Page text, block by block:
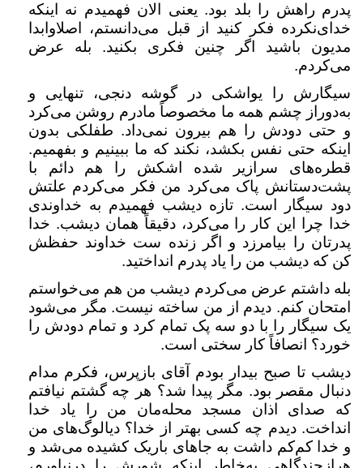
پدرم راهش را بلد بود. یعنی الان فهمیدم نه اینکه
خدای‌نکرده فکر کنید از قبل می‌دانستم، اصلاوابدا
مدیون باشید اگر چنین فکری بکنید. بله عرض
می‌کردم.
سیگارش را یواشکی در گوشه دنجی، تنهایی و
به‌دوراز چشم همه ما مخصوصاً مادرم روشن می‌کرد
و حتی دودش را هم بیرون نمی‌داد. طفلکی بدون
اینکه حتی نفس بکشد، نکند که ما ببینیم و بفهمیم.
قطره‌های سرازیر شده اشکش را هم دائم با
پشت‌دستانش پاک می‌کرد من فکر می‌کردم علتش
دود سیگار است. تازه دیشب فهمیدم به خداوندی
خدا چرا این کار را می‌کرد، دقیقاً همان دیشب. خدا
پدرتان را بیامرزد و اگر زنده ست خداوند حفظش
کن که دیشب من را یاد پدرم انداختید.
بله داشتم عرض می‌کردم دیشب من هم می‌خواستم
امتحان کنم. دیدم از من ساخته نیست. مگر می‌شود
یک سیگار را با دو سه پک تمام کرد و تمام دودش را
خورد؟ انصافاً کار سختی است.
دیشب تا صبح بیدار بودم آقای بازپرس، فکرم مدام
دنبال مقصر بود. مگر پیدا شد؟ هر چه گشتم نیافتم
که صدای اذان مسجد محله‌مان من را یاد خدا
انداخت. دیدم چه کسی بهتر از خدا؟ دیالوگ‌های من
و خدا کم‌کم داشت به جاهای باریک کشیده می‌شد و